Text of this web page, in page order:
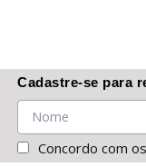
Cadastre-se para
Concordo com